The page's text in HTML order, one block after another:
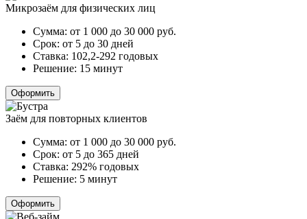
Микрозаём для физических лиц
Сумма: от 1 000 до 30 000 руб.
Срок: от 5 до 30 дней
Ставка: 102,2-292 годовых
Решение: 15 минут
Оформить
Заём для повторных клиентов
Сумма: от 1 000 до 30 000 руб.
Срок: от 5 до 365 дней
Ставка: 292% годовых
Решение: 5 минут
Оформить